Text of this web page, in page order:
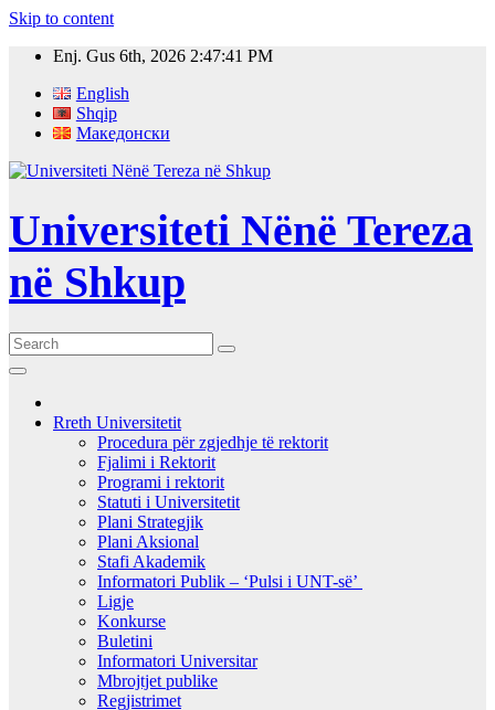
Skip to content
Enj. Gus 6th, 2026 2:47:42 PM
English
Shqip
Македонски
Universiteti Nënë Tereza
në Shkup
Rreth Universitetit
Procedura për zgjedhje të rektorit
Fjalimi i Rektorit
Programi i rektorit
Statuti i Universitetit
Plani Strategjik
Plani Aksional
Stafi Akademik
Informatori Publik – ‘Pulsi i UNT-së’
Ligje
Konkurse
Buletini
Informatori Universitar
Mbrojtjet publike
Regjistrimet